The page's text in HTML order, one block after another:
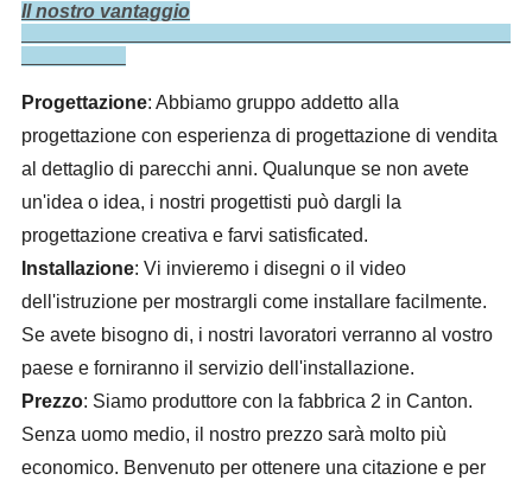
Il nostro vantaggio
Progettazione: Abbiamo gruppo addetto alla
progettazione con esperienza di progettazione di vendita
al dettaglio di parecchi anni. Qualunque se non avete
un'idea o idea, i nostri progettisti può dargli la
progettazione creativa e farvi satisficated.
Installazione: Vi invieremo i disegni o il video
dell'istruzione per mostrargli come installare facilmente.
Se avete bisogno di, i nostri lavoratori verranno al vostro
paese e forniranno il servizio dell'installazione.
Prezzo: Siamo produttore con la fabbrica 2 in Canton.
Senza uomo medio, il nostro prezzo sarà molto più
economico. Benvenuto per ottenere una citazione e per